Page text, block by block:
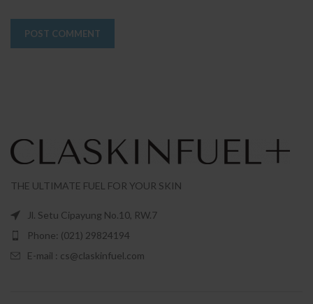
THE ULTIMATE FUEL FOR YOUR SKIN
Jl. Setu Cipayung No.10, RW.7
Phone: (021) 29824194
E-mail : cs@claskinfuel.com